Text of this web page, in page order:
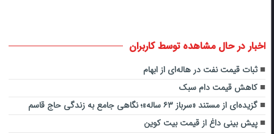
اخبار در حال مشاهده توسط کاربران
ثبات قیمت نفت در هاله‌ای از ابهام
کاهش قیمت دام سبک
گزیده‌ای از مستند «سرباز ۶۳ ساله»؛ نگاهی جامع به زندگی حاج قاسم
پیش بینی داغ از قیمت بیت کوین